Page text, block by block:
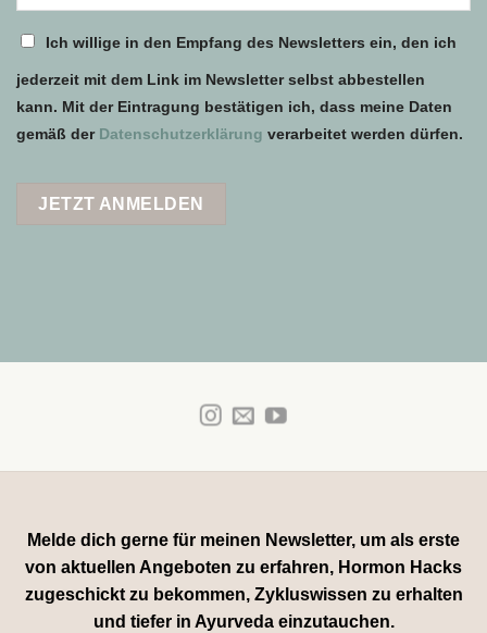
Ich willige in den Empfang des Newsletters ein, den ich
jederzeit mit dem Link im Newsletter selbst abbestellen
kann. Mit der Eintragung bestätigen ich, dass meine Daten
gemäß der Datenschutzerklärung verarbeitet werden dürfen.
Melde dich gerne für meinen Newsletter, um als erste
von aktuellen Angeboten zu erfahren, Hormon Hacks
zugeschickt zu bekommen, Zykluswissen zu erhalten
und tiefer in Ayurveda einzutauchen.